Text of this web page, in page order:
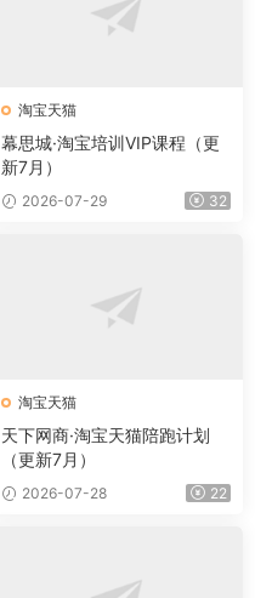
淘宝天猫
幕思城·淘宝培训VIP课程（更
新7月）
2026-07-29 32
淘宝天猫
天下网商·淘宝天猫陪跑计划
（更新7月）
2026-07-28 22